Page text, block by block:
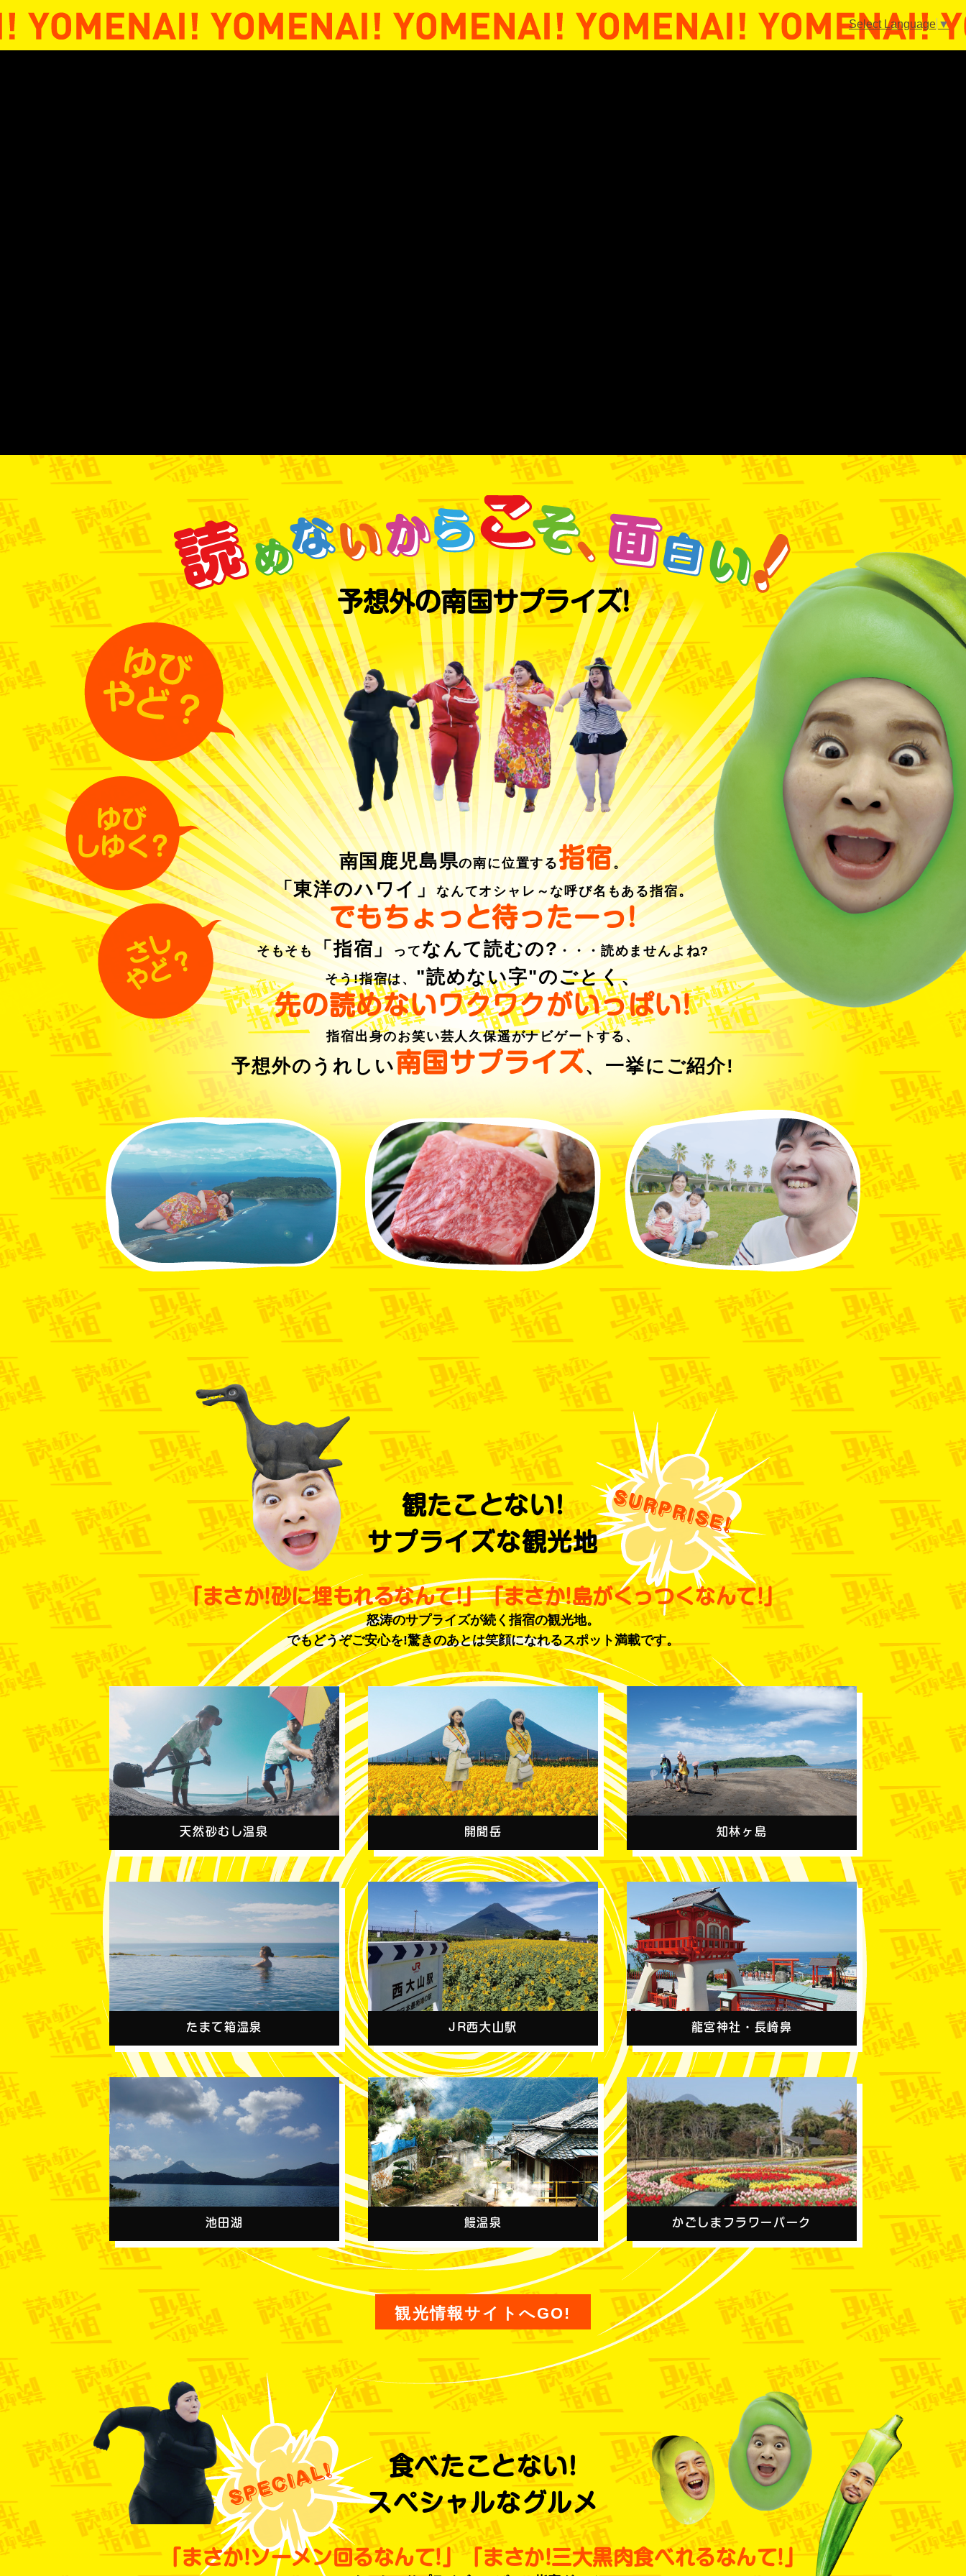
Select Language ▼
予想外の南国サプライズ!
南国鹿児島県の南に位置する指宿。
「東洋のハワイ」 なんてオシャレ～な呼び名もある指宿。
でもちょっと待ったーっ!
そもそも「指宿」 って なんて読むの? ・・・読めませんよね?
そう!指宿は、 "読めない字"のごとく、
先の読めないワクワクがいっぱい!
指宿出身のお笑い芸人久保遥がナビゲートする、
予想外のうれしい南国サプライズ、 一挙にご紹介!
観たことない!
サプライズな観光地
「まさか!砂に埋もれるなんて!」「まさか!島がくっつくなんて!」
怒涛のサプライズが続く指宿の観光地。
でもどうぞご安心を!驚きのあとは笑顔になれるスポット満載です。
天然砂むし温泉 開聞岳 知林ヶ島
たまて箱温泉 JR西大山駅 龍宮神社・長崎鼻
池田湖 鰻温泉 かごしまフラワーパーク
観光情報サイトへGO!
食べたことない!
スペシャルなグルメ
「まさか!ソーメン回るなんて!」「まさか!三大黒肉食べれるなんて!」